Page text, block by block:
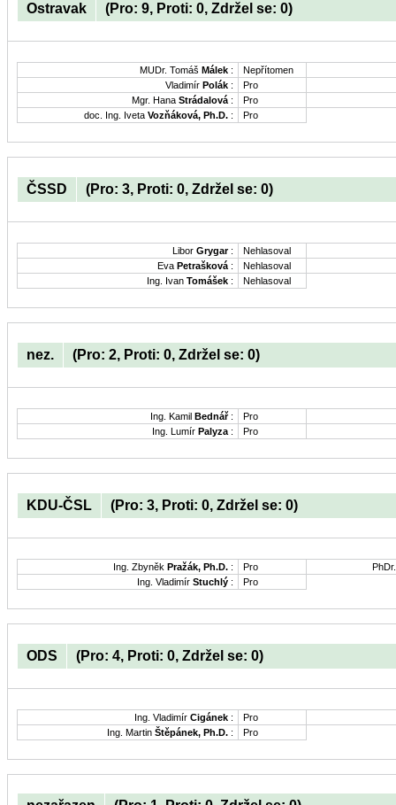
Ostravak (Pro: 9, Proti: 0, Zdržel se: 0)
MUDr. Tomáš Málek :
Nepřítomen
Vladimír Polák :
Pro
Mgr. Hana Strádalová :
Pro
doc. Ing. Iveta Vozňáková, Ph.D. : Pro
ČSSD (Pro: 3, Proti: 0, Zdržel se: 0)
Libor Grygar:
Nehlasoval
Eva Petrašková :
Nehlasoval
Ing. Ivan Tomášek : Nehlasoval
nez. (Pro: 2, Proti: 0, Zdržel se: 0)
Ing. Kamil Bednář:
Pro
Ing. Lumír Palyza : Pro
KDU-ČSL (Pro: 3, Proti: 0, Zdržel se: 0)
Ing. Zbyněk Pražák, Ph.D. : Pro
Ing. Vladimír Stuchlý : Pro
ODS (Pro: 4, Proti: 0, Zdržel se: 0)
Ing. Vladimír Cigánek :
Pro
Ing. Martin Štěpánek, Ph.D. : Pro